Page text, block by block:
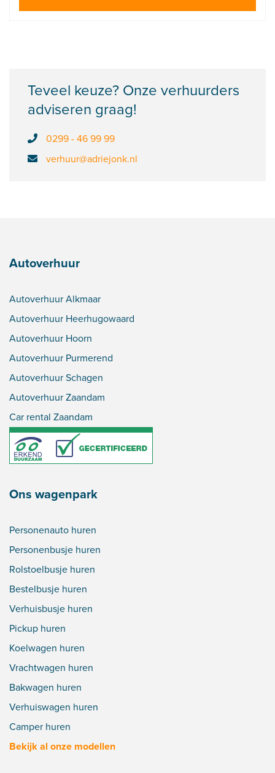
Teveel keuze? Onze verhuurders
adviseren graag!
0299 - 46 99 99
verhuur@adriejonk.nl
Autoverhuur
Autoverhuur Alkmaar
Autoverhuur Heerhugowaard
Autoverhuur Hoorn
Autoverhuur Purmerend
Autoverhuur Schagen
Autoverhuur Zaandam
Car rental Zaandam
Ons wagenpark
Personenauto huren
Personenbusje huren
Rolstoelbusje huren
Bestelbusje huren
Verhuisbusje huren
Pickup huren
Koelwagen huren
Vrachtwagen huren
Bakwagen huren
Verhuiswagen huren
Camper huren
Bekijk al onze modellen